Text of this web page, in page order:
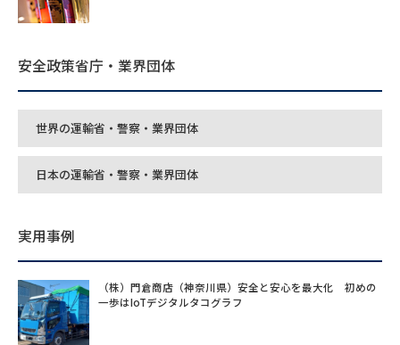
安全政策省庁・業界団体
世界の運輸省・警察・業界団体
日本の運輸省・警察・業界団体
実用事例
（株）門倉商店（神奈川県）安全と安心を最大化 初めの
一歩はIoTデジタルタコグラフ